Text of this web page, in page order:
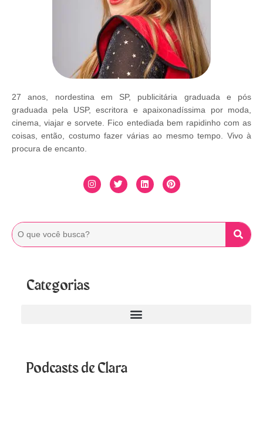
27 anos, nordestina em SP, publicitária graduada e pós
graduada pela USP, escritora e apaixonadíssima por moda,
cinema, viajar e sorvete. Fico entediada bem rapidinho com as
coisas, então, costumo fazer várias ao mesmo tempo. Vivo à
procura de encanto.
Categorias
Podcasts de Clara